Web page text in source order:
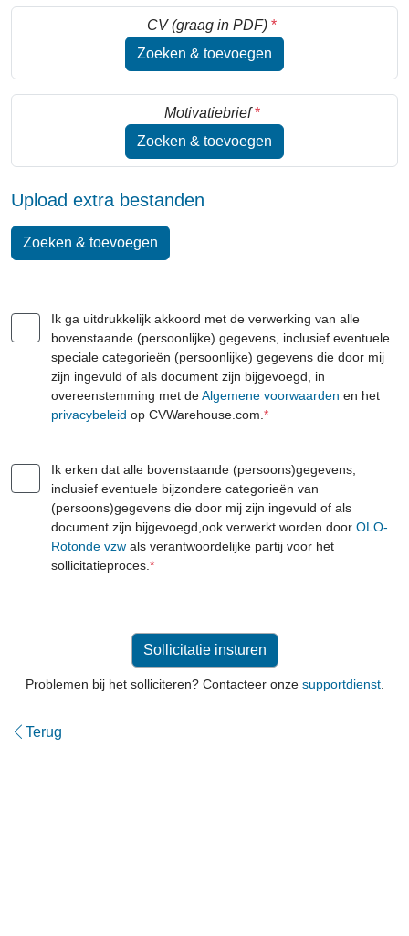
CV (graag in PDF) *
Zoeken & toevoegen
Motivatiebrief *
Zoeken & toevoegen
Upload extra bestanden
Zoeken & toevoegen
Ik ga uitdrukkelijk akkoord met de verwerking van alle
bovenstaande (persoonlijke) gegevens, inclusief eventuele
speciale categorieën (persoonlijke) gegevens die door mij
zijn ingevuld of als document zijn bijgevoegd, in
overeenstemming met deAlgemene voorwaarden en het
privacybeleid op CVWarehouse.com. *
Ik erken dat alle bovenstaande (persoons)gegevens,
inclusief eventuele bijzondere categorieën van
(persoons)gegevens die door mij zijn ingevuld of als
document zijn bijgevoegd,ook verwerkt worden door OLO-
Rotonde vzw als verantwoordelijke partij voor het
sollicitatieproces. *
Problemen bij het solliciteren? Contacteer onze supportdienst.
Terug